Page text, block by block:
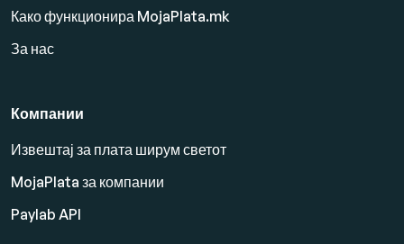
Како функционира MojaPlata.mk
За нас
Компании
Извештај за плата ширум светот
MojaPlata за компании
Paylab API